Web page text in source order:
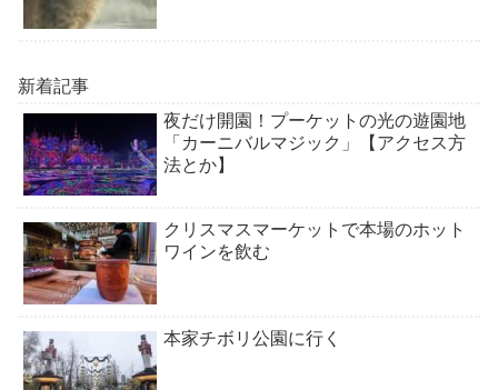
新着記事
夜だけ開園！プーケットの光の遊園地
「カーニバルマジック」【アクセス方
法とか】
クリスマスマーケットで本場のホット
ワインを飲む
本家チボリ公園に行く